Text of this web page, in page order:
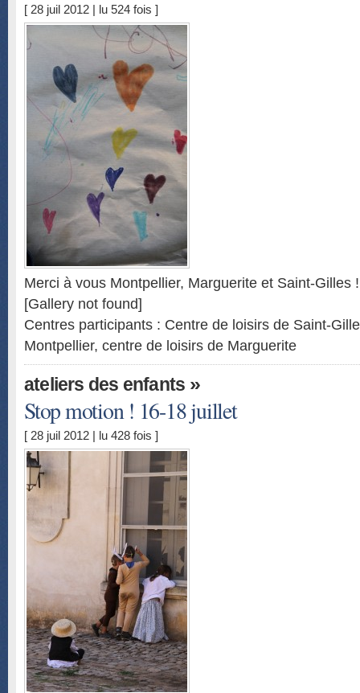
[ 28 juil 2012 | lu 524 fois ]
Merci à vous Montpellier, Marguerite et Saint-Gilles !
[Gallery not found]
Centres participants : Centre de loisirs de Saint-
Montpellier, centre de loisirs de Marguerite
ateliers des enfants »
Stop motion ! 16-18 juillet
[ 28 juil 2012 | lu 428 fois ]